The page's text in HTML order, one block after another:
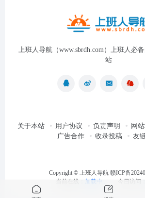
上班人导航（www.sbrdh.com）上班人必
站
关于本站 用户协议 负责声明 网
广告合作
收录投稿 友
Copyright © 上班人导航 赣ICP备
当前在线： 加载中... 今日访问：